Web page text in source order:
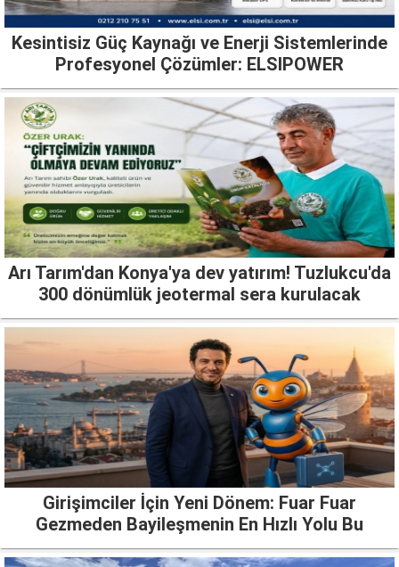
Kesintisiz Güç Kaynağı ve Enerji Sistemlerinde
Profesyonel Çözümler: ELSIPOWER
Arı Tarım'dan Konya'ya dev yatırım! Tuzlukcu'da
300 dönümlük jeotermal sera kurulacak
Girişimciler İçin Yeni Dönem: Fuar Fuar
Gezmeden Bayileşmenin En Hızlı Yolu Bu